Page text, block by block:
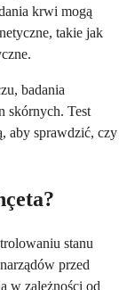
krwi mogą
takie jak
badania
skórnych. Test
aby sprawdzić, czy
stanu
przed
w zależności od